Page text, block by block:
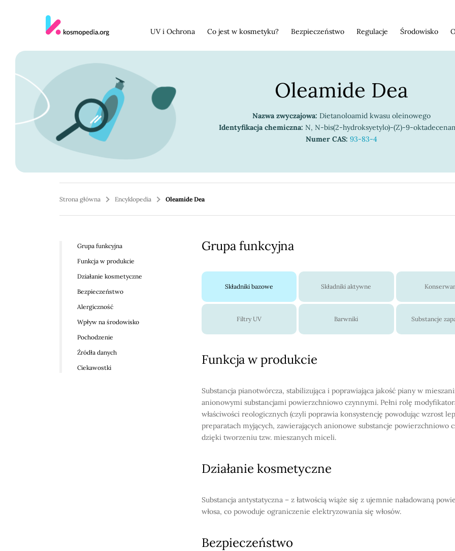
UV i Ochrona Co jest w kosmetyku? Bezpieczeństwo Regulacje Środowisko
Oleamide Dea
Nazwa zwyczajowa: Dietanoloamid kwasu oleinowego
Identyfikacja chemiczna: N, N-bis(2-hydroksyetylo)-(Z)-9-
Numer CAS: 93-83-4
Strona główna Encyklopedia Oleamide Dea
Grupa funkcyjna
Składniki bazowe Składniki aktywne
Filtry UV Barwniki Substancje
Funkcja w produkcie
Substancja pianotwórcza, stabilizująca i poprawiająca jakość piany w
anionowymi substancjami powierzchniowo czynnymi. Pełni rolę
właściwości reologicznych (czyli poprawia konsystencję powodując wzrost
preparatach myjących, zawierających anionowe substancje powierzchniowo
dzięki tworzeniu tzw. mieszanych miceli.
Działanie kosmetyczne
Substancja antystatyczna – z łatwością wiąże się z ujemnie naładowaną
włosa, co powoduje ograniczenie elektryzowania się włosów.
Bezpieczeństwo
Grupa funkcyjna
Funkcja w produkcie
Działanie kosmetyczne
Bezpieczeństwo
Alergiczność
Wpływ na środowisko
Pochodzenie
Źródła danych
Ciekawostki